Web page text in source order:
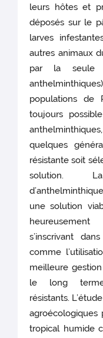
leurs hôtes et
déposés sur le
larves
autres animaux
par la seule
populations de
toujours
quelques
résistante soit
solution.
une solution
s’inscrivant
comme
meilleure
le long terme
résistants.
agroécologiques
tropical humide